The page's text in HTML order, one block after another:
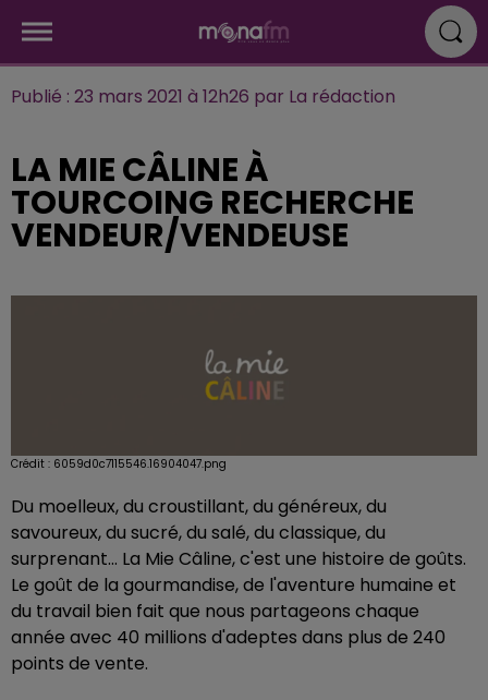
Publié : 23 mars 2021 à 12h26 par La rédaction
LA MIE CÂLINE À
TOURCOING RECHERCHE
VENDEUR/VENDEUSE
Crédit : 6059d0c7115546.16904047.png
Du moelleux, du croustillant, du généreux, du
savoureux, du sucré, du salé, du classique, du
surprenant... La Mie Câline, c'est une histoire de goûts.
Le goût de la gourmandise, de l'aventure humaine et
du travail bien fait que nous partageons chaque
année avec 40 millions d'adeptes dans plus de 240
points de vente.